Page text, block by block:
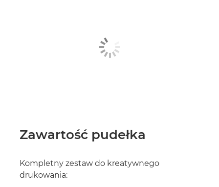
Zawartość pudełka
Kompletny zestaw do kreatywnego
drukowania: